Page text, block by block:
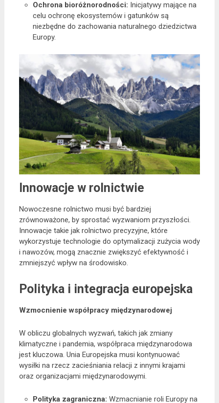
Ochrona bioróżnorodności: Inicjatywy mające na
celu ochronę ekosystemów i gatunków są
niezbędne do zachowania naturalnego dziedzictwa
Europy.
Innowacje w rolnictwie
Nowoczesne rolnictwo musi być bardziej
zrównoważone, by sprostać wyzwaniom przyszłości.
Innowacje takie jak rolnictwo precyzyjne, które
wykorzystuje technologie do optymalizacji zużycia wody
i nawozów, mogą znacznie zwiększyć efektywność i
zmniejszyć wpływ na środowisko.
Polityka i integracja europejska
Wzmocnienie współpracy międzynarodowej
W obliczu globalnych wyzwań, takich jak zmiany
klimatyczne i pandemia, współpraca międzynarodowa
jest kluczowa. Unia Europejska musi kontynuować
wysiłki na rzecz zacieśniania relacji z innymi krajami
oraz organizacjami międzynarodowymi.
Polityka zagraniczna: Wzmacnianie roli Europy na